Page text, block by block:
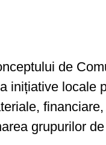
de
inițiative locale
grupurilor